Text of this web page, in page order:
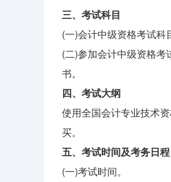
三、考试科目
(一)会计中级资格考试科
(二)参加会计中级资格
书。
四、考试大纲
使用全国会计专业技术
买。
五、考试时间及考务日程
(一)考试时间。